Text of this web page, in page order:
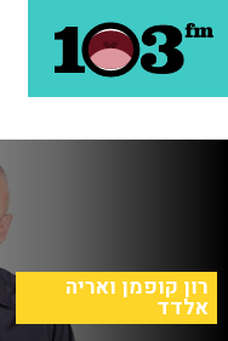
רון קופמן ואריה
אלדד